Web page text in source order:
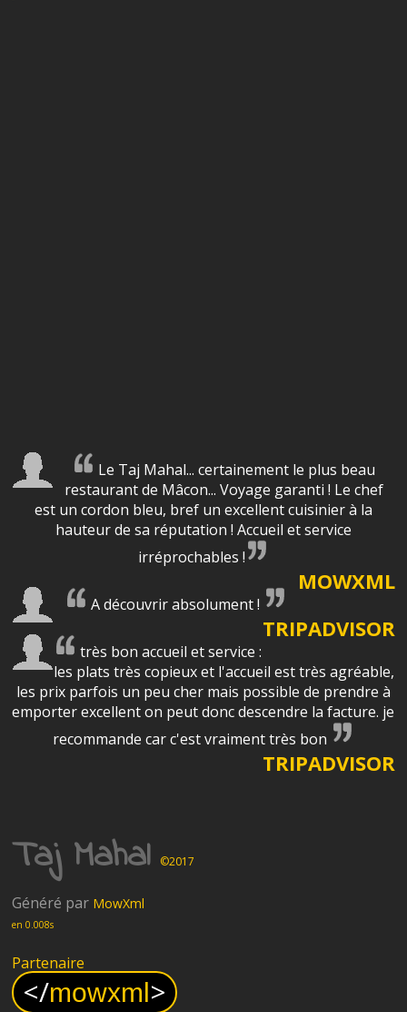
Le Taj Mahal... certainement le plus beau
restaurant de Mâcon... Voyage garanti ! Le chef
est un cordon bleu, bref un excellent cuisinier à la
hauteur de sa réputation ! Accueil et service
irréprochables !
MOWXML
A découvrir absolument !
TRIPADVISOR
très bon accueil et service :
les plats très copieux et l'accueil est très agréable,
les prix parfois un peu cher mais possible de prendre à
emporter excellent on peut donc descendre la facture. je
recommande car c'est vraiment très bon
TRIPADVISOR
Taj Mahal ©2017
Généré par MowXml
en 0.008s
Partenaire
</mowxml>